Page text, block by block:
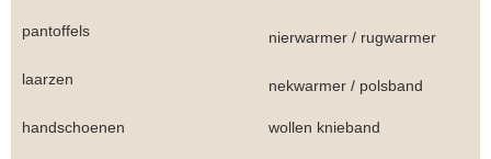
pantoffels nierwarmer / rugwarmer
laarzen nekwarmer / polsband
handschoenen wollen knieband